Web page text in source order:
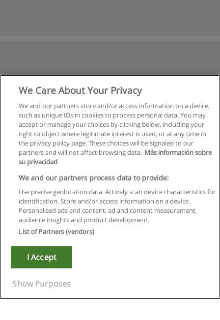
Kullanım koşulları
Gizlilik politikası
Copyright © Educaedu Business S.L. - CIF : B-95610580: -
We Care About Your Privacy
We and our partners store and/or access information on a device,
such as unique IDs in cookies to process personal data. You may
accept or manage your choices by clicking below, including your
right to object where legitimate interest is used, or at any time in
the privacy policy page. These choices will be signaled to our
partners and will not affect browsing data. Más información sobre
su privacidad
We and our partners process data to provide:
Use precise geolocation data. Actively scan device characteristics for
identification. Store and/or access information on a device.
Personalised ads and content, ad and content measurement,
audience insights and product development.
List of Partners (vendors)
I Accept
Show Purposes